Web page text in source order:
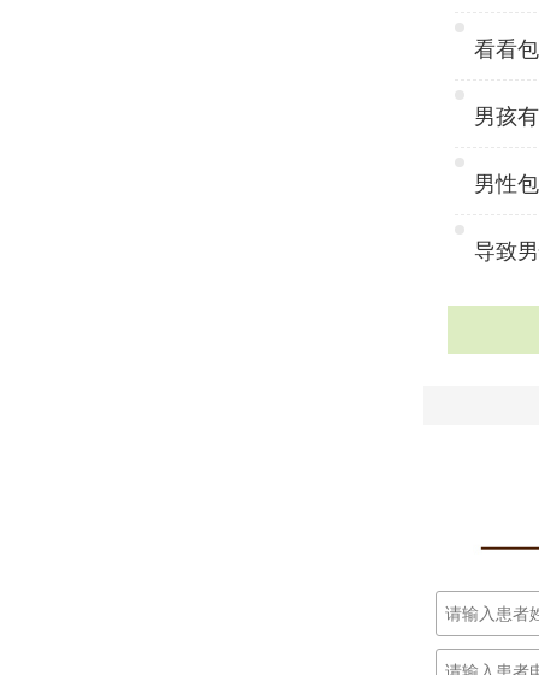
看看
男孩
男性
导致